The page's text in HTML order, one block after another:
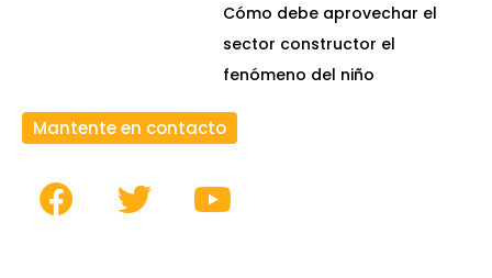
Cómo debe aprovechar el
sector constructor el
fenómeno del niño
Mantente en contacto